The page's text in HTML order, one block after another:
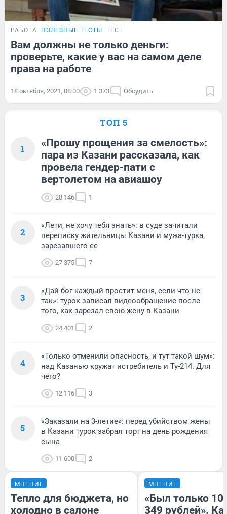
РАБОТА ПОЛЕЗНЫЕ ТЕСТЫ ТЕСТ
Вам должны не только деньги:
проверьте, какие у вас на самом деле
права на работе
18 октября, 2021, 08:00 1 373 Обсудить
ТОП 5
1
«Прошу прощения за смелость»:
пара из Казани рассказала, как
провела гендер-пати с
вертолетом на авиашоу
28 146 1
2
«Лети, не хочу тебя знать»: в суде зачитали
переписку жительницы Казани и мужа-турка,
зарезавшего ее
27 375 7
3
«Дай бог каждый простит меня, если что не
так»: турок записал видеообращение после
того, как зарезал свою жену в Казани
24 401 2
4
«Только отменили опасность, и тут такой шум»:
над Казанью кружат истребитель и Ту-214. Для
чего?
12 116 3
5
«Заказали на 3-летие»: перед убийством жены
в Казани турок забрал торт на день рождения
сына
11 600 2
МНЕНИЕ
Тепло для бюджета, но
холодно в салоне
МНЕНИЕ
«Был только
349 рублей».